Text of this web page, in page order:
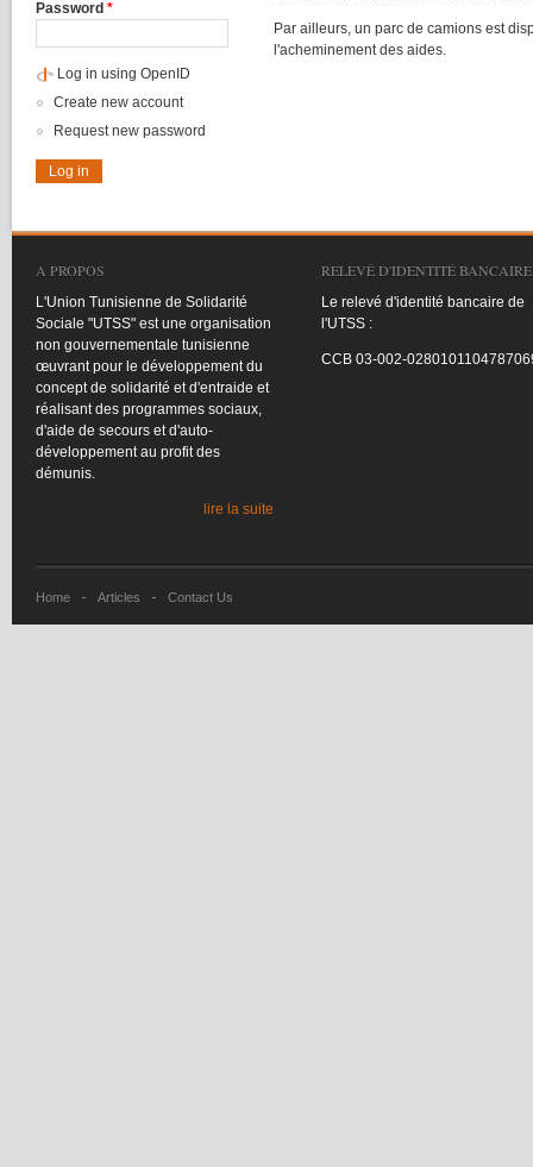
Par ailleurs, un parc de camions est
l'acheminementdes aides.
Password *
Log in using OpenID
Create new account
Request new password
A PROPOS
L'Union Tunisienne de Solidarité
Sociale "UTSS" est une organisation
non gouvernementale tunisienne
œuvrantpour le développementdu
concept de solidarité etd'entraide et
réalisantdes programmes sociaux,
d'aide de secours etd'auto-
développementau profit des
démunis.
lire la suite
RELEVÉ D'IDENTITÉ BANCAIRE
Le relevé d'identité bancaire de
l'UTSS :
CCB 03-002-
Home Articles Contact Us